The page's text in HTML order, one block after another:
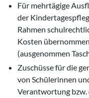
Für mehrtägige
der
Rahmen
Kosten
(ausgenommen
Zuschüsse für die
von Schülerinnen
Verantwortung